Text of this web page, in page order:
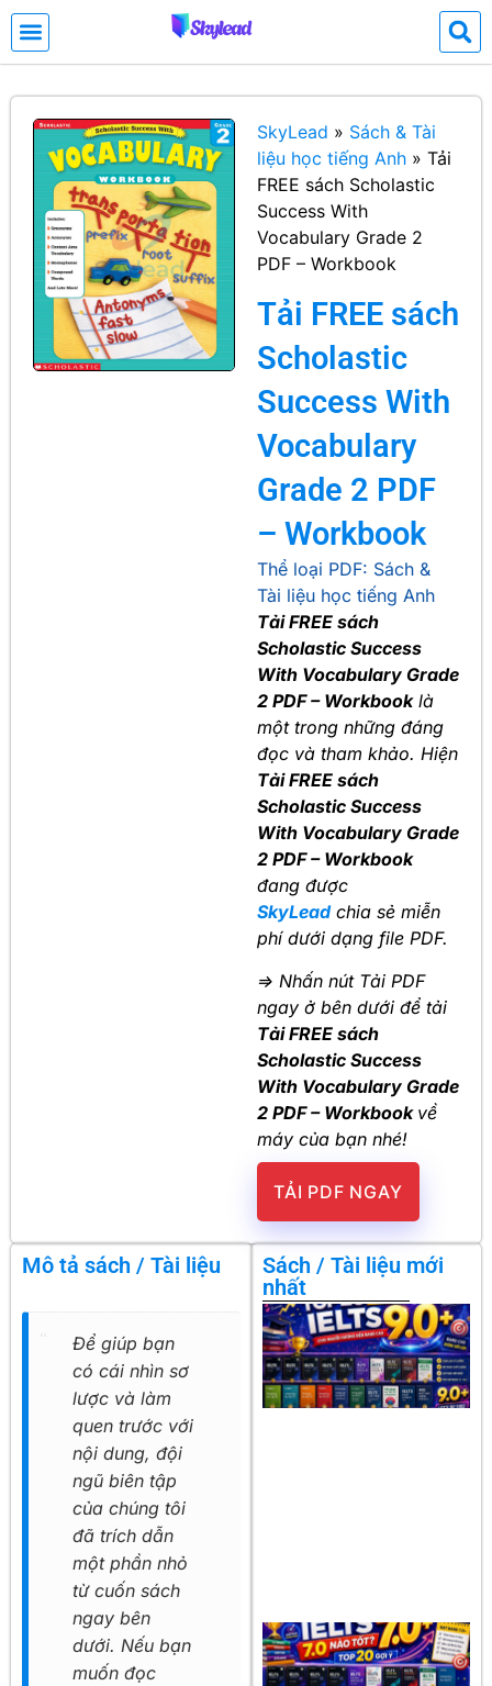
SkyLead » Sách & Tài
liệu học tiếng Anh » Tải
FREE sách Scholastic
Success With
Vocabulary Grade 2
PDF – Workbook
Tải FREE sách
Scholastic
Success With
Vocabulary
Grade 2 PDF
– Workbook
Thể loại PDF: Sách &
Tài liệu học tiếng Anh
Tải FREE sách
Scholastic Success
With Vocabulary Grade
2 PDF – Workbooklà
một trong những đáng
đọc và tham khảo. Hiện
Tải FREE sách
Scholastic Success
With Vocabulary Grade
2 PDF – Workbook
đang được
SkyLeadchia sẻ miễn
phí dưới dạng file PDF.
=> Nhấn nút Tải PDF
ngay ở bên dưới để tải
Tải FREE sách
Scholastic Success
With Vocabulary Grade
2 PDF – Workbook về
máy của bạn nhé!
TẢI PDF NGAY
Mô tả sách / Tài liệu
Để giúp bạn
có cái nhìn sơ
lược và làm
quen trước với
nội dung, đội
ngũ biên tập
của chúng tôi
đã trích dẫn
một phần nhỏ
từ cuốn sách
ngay bên
dưới. Nếu bạn
muốn đọc
Sách / Tài liệu mới
nhất